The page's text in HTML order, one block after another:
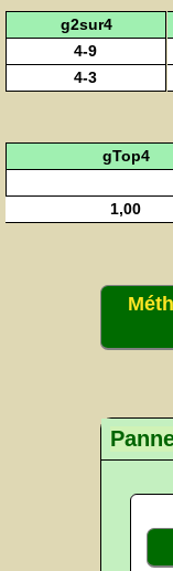
g2sur4
4-9
4-3
gTop4
1,00